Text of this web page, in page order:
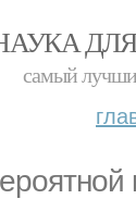
самый